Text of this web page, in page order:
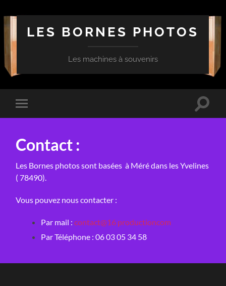
LES BORNES PHOTOS
Les machines à souvenirs
Toggle
mobile
Toggle
Contact :
Les Bornes photos sont basées à Méré dans les Yvelines
( 78490).
Vous pouvez nous contacter :
Par mail : contact@16 productioncom
Par Téléphone : 06 03 05 34 58